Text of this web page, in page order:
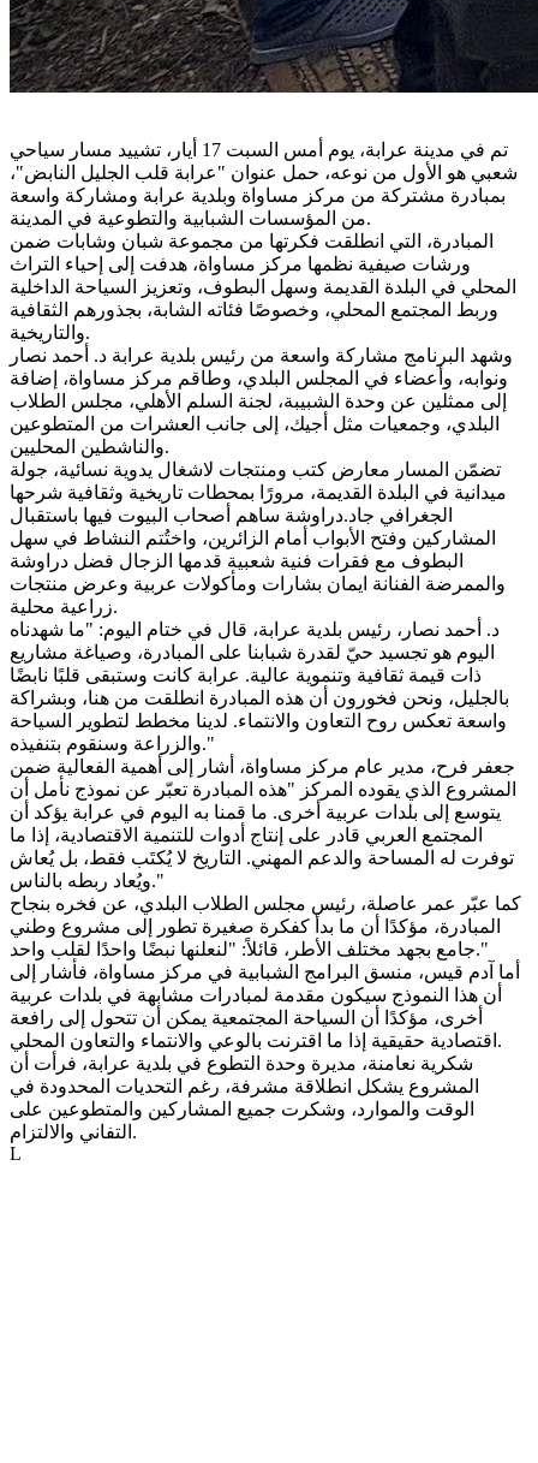
تم في مدينة عرابة، يوم أمس السبت 17 أيار، تشييد مسار سياحي
شعبي هو الأول من نوعه، حمل عنوان "عرابة قلب الجليل النابض"،
بمبادرة مشتركة من مركز مساواة وبلدية عرابة ومشاركة واسعة
من المؤسسات الشبابية والتطوعية في المدينة.
المبادرة، التي انطلقت فكرتها من مجموعة شبان وشابات ضمن
ورشات صيفية نظمها مركز مساواة، هدفت إلى إحياء التراث
المحلي في البلدة القديمة وسهل البطوف، وتعزيز السياحة الداخلية
وربط المجتمع المحلي، وخصوصًا فئاته الشابة، بجذورهم الثقافية
والتاريخية.
وشهد البرنامج مشاركة واسعة من رئيس بلدية عرابة د. أحمد نصار
ونوابه، وأعضاء في المجلس البلدي، وطاقم مركز مساواة، إضافة
إلى ممثلين عن وحدة الشبيبة، لجنة السلم الأهلي، مجلس الطلاب
البلدي، وجمعيات مثل أجيك، إلى جانب العشرات من المتطوعين
والناشطين المحليين.
تضمّن المسار معارض كتب ومنتجات لاشغال يدوية نسائية، جولة
ميدانية في البلدة القديمة، مرورًا بمحطات تاريخية وثقافية شرحها
الجغرافي جاد.دراوشة ساهم أصحاب البيوت فيها باستقبال
المشاركين وفتح الأبواب أمام الزائرين، واختُتم النشاط في سهل
البطوف مع فقرات فنية شعبية قدمها الزجال فضل دراوشة
والممرضة الفنانة ايمان بشارات ومأكولات عربية وعرض منتجات
زراعية محلية.
د. أحمد نصار، رئيس بلدية عرابة، قال في ختام اليوم: "ما شهدناه
اليوم هو تجسيد حيّ لقدرة شبابنا على المبادرة، وصياغة مشاريع
ذات قيمة ثقافية وتنموية عالية. عرابة كانت وستبقى قلبًا نابضًا
بالجليل، ونحن فخورون أن هذه المبادرة انطلقت من هنا، وبشراكة
واسعة تعكس روح التعاون والانتماء. لدينا مخطط لتطوير السياحة
والزراعة وسنقوم بتنفيذه."
جعفر فرح، مدير عام مركز مساواة، أشار إلى أهمية الفعالية ضمن
المشروع الذي يقوده المركز "هذه المبادرة تعبّر عن نموذج نأمل أن
يتوسع إلى بلدات عربية أخرى. ما قمنا به اليوم في عرابة يؤكد أن
المجتمع العربي قادر على إنتاج أدوات للتنمية الاقتصادية، إذا ما
توفرت له المساحة والدعم المهني. التاريخ لا يُكتَب فقط، بل يُعاش
ويُعاد ربطه بالناس."
كما عبّر عمر عاصلة، رئيس مجلس الطلاب البلدي، عن فخره بنجاح
المبادرة، مؤكدًا أن ما بدأ كفكرة صغيرة تطور إلى مشروع وطني
جامع بجهد مختلف الأطر، قائلاً: "لنعلنها نبضًا واحدًا لقلب واحد."
أما آدم قيس، منسق البرامج الشبابية في مركز مساواة، فأشار إلى
أن هذا النموذج سيكون مقدمة لمبادرات مشابهة في بلدات عربية
أخرى، مؤكدًا أن السياحة المجتمعية يمكن أن تتحول إلى رافعة
اقتصادية حقيقية إذا ما اقترنت بالوعي والانتماء والتعاون المحلي.
شكرية نعامنة، مديرة وحدة التطوع في بلدية عرابة، فرأت أن
المشروع يشكل انطلاقة مشرفة، رغم التحديات المحدودة في
الوقت والموارد، وشكرت جميع المشاركين والمتطوعين على
التفاني والالتزام.
L